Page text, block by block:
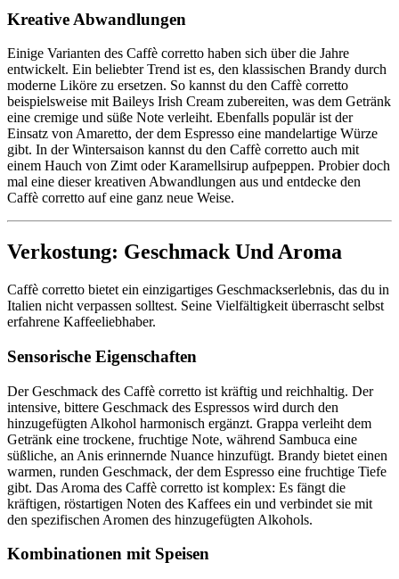
Kreative Abwandlungen
Einige Varianten des Caffè corretto haben sich über die Jahre
entwickelt. Ein beliebter Trend ist es, den klassischen Brandy durch
moderne Liköre zu ersetzen. So kannst du den Caffè corretto
beispielsweise mit Baileys Irish Cream zubereiten, was dem Getränk
eine cremige und süße Note verleiht. Ebenfalls populär ist der
Einsatz von Amaretto, der dem Espresso eine mandelartige Würze
gibt. In der Wintersaison kannst du den Caffè corretto auch mit
einem Hauch von Zimt oder Karamellsirup aufpeppen. Probier doch
mal eine dieser kreativen Abwandlungen aus und entdecke den
Caffè corretto auf eine ganz neue Weise.
Verkostung: Geschmack Und Aroma
Caffè corretto bietet ein einzigartiges Geschmackserlebnis, das du in
Italien nicht verpassen solltest. Seine Vielfältigkeit überrascht selbst
erfahrene Kaffeeliebhaber.
Sensorische Eigenschaften
Der Geschmack des Caffè corretto ist kräftig und reichhaltig. Der
intensive, bittere Geschmack des Espressos wird durch den
hinzugefügten Alkohol harmonisch ergänzt. Grappa verleiht dem
Getränk eine trockene, fruchtige Note, während Sambuca eine
süßliche, an Anis erinnernde Nuance hinzufügt. Brandy bietet einen
warmen, runden Geschmack, der dem Espresso eine fruchtige Tiefe
gibt. Das Aroma des Caffè corretto ist komplex: Es fängt die
kräftigen, röstartigen Noten des Kaffees ein und verbindet sie mit
den spezifischen Aromen des hinzugefügten Alkohols.
Kombinationen mit Speisen